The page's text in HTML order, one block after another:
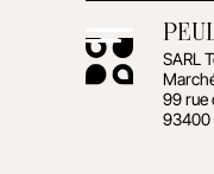
SARL
99 rue
93400